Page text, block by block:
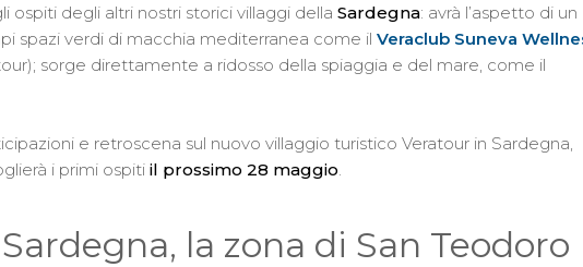
degli altri nostri storici villaggi della Sardegna: avrà l’aspetto di un
spazi verdi di macchia mediterranea come il Veraclub Suneva
sorge direttamente a ridosso della spiaggia e del mare, come il
e retroscena sul nuovo villaggio turistico Veratour in Sardegna,
i primi ospiti il prossimo 28 maggio.
la zona di San Teodoro